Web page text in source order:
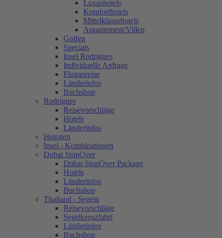
Luxushotels
Komforthotels
Mittelklassehotels
Appartement/Villen
Golfen
Specials
Insel Rodrigues
Individuelle Anfrage
Fluganreise
Länderinfos
Buchshop
Rodrigues
Reisevorschläge
Hotels
Länderinfos
Heiraten
Insel - Kombinationen
Dubai StopOver
Dubai StopOver Package
Hotels
Länderinfos
Buchshop
Thailand - Segeln
Reisevorschläge
Segelkreuzfahrt
Länderinfos
Buchshop